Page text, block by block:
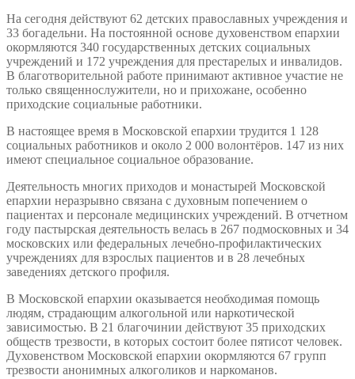
На сегодня действуют 62 детских православных учреждения и
33 богадельни. На постоянной основе духовенством епархии
окормляются 340 государственных детских социальных
учреждений и 172 учреждения для престарелых и инвалидов.
В благотворительной работе принимают активное участие не
только священнослужители, но и прихожане, особенно
приходские социальные работники.
В настоящее время в Московской епархии трудится 1 128
социальных работников и около 2 000 волонтёров. 147 из них
имеют специальное социальное образование.
Деятельность многих приходов и монастырей Московской
епархии неразрывно связана с духовным попечением о
пациентах и персонале медицинских учреждений. В отчетном
году пастырская деятельность велась в 267 подмосковных и 34
московских или федеральных лечебно-профилактических
учреждениях для взрослых пациентов и в 28 лечебных
заведениях детского профиля.
В Московской епархии оказывается необходимая помощь
людям, страдающим алкогольной или наркотической
зависимостью. В 21 благочинии действуют 35 приходских
обществ трезвости, в которых состоит более пятисот человек.
Духовенством Московской епархии окормляются 67 групп
трезвости анонимных алкоголиков и наркоманов.